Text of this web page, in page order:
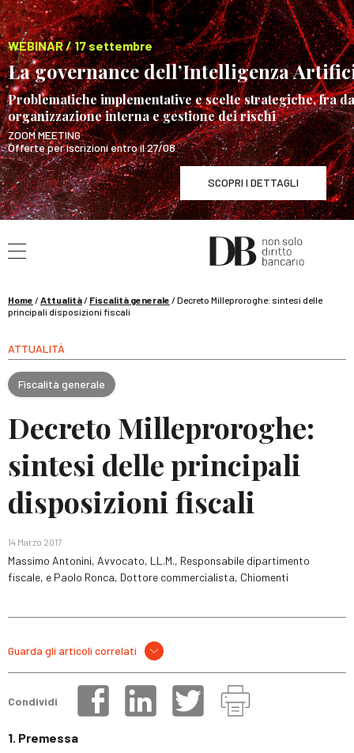
WEBINAR / 17 settembre
La governance dell’Intelligenza
Problematiche implementative e scelte strategiche, fra
organizzazione interna e gestione dei rischi
ZOOM MEETING
Offerte per iscrizioni entro il 27/08
SCOPRI I DETTAGLI
La governance
SCOPRI I DETTAGLI
Home /Attualità/ Fiscalità generale /Decreto Milleproroghe: sintesi delle
principali disposizioni fiscali
ATTUALITÀ
Fiscalità generale
Decreto Milleproroghe:
sintesi delle principali
disposizioni fiscali
14 Marzo 2017
Massimo Antonini, Avvocato, LL.M., Responsabile dipartimento
fiscale, e Paolo Ronca, Dottore commercialista, Chiomenti
Guarda gli articoli correlati
Condividi
1. Premessa